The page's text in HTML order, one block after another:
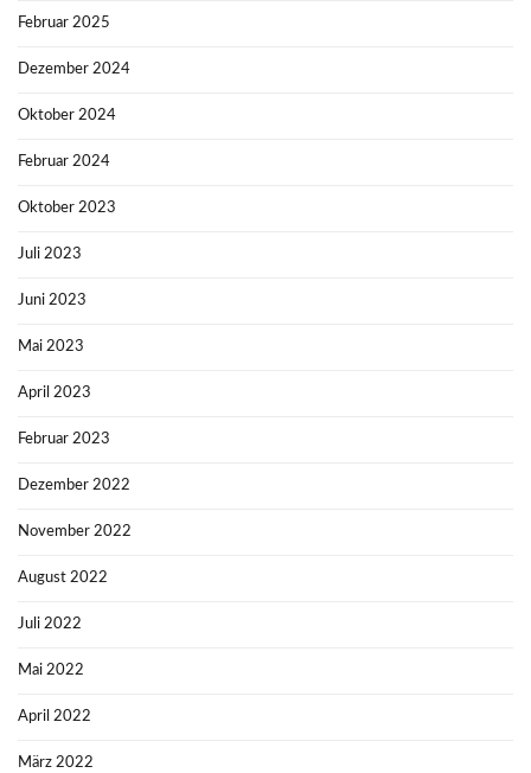
Februar 2025
Dezember 2024
Oktober 2024
Februar 2024
Oktober 2023
Juli 2023
Juni 2023
Mai 2023
April 2023
Februar 2023
Dezember 2022
November 2022
August 2022
Juli 2022
Mai 2022
April 2022
März 2022